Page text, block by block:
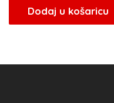
bila
je:
Dodaj u košaricu